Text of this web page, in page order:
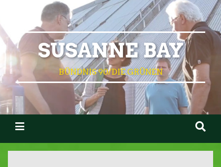
SUSANNE BAY
BÜNDNIS 90/DIE GRÜNEN